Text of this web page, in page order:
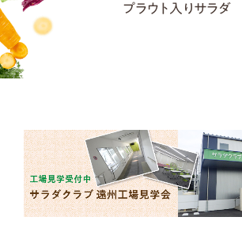
プラウト入りサラダ